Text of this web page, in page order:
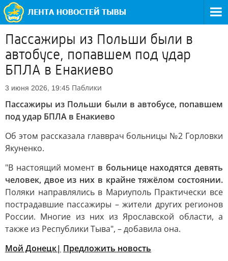
Пассажиры из Польши были в
автобусе, попавшем под удар
БПЛА в Енакиево
3 июня 2026, 19:45 Паблики
Пассажиры из Польши были в автобусе, попавшем
под удар БПЛА в Енакиево
Об этом рассказала главврач больницы №2 Горловки
Якуненко.
"В настоящий момент в больнице находятся девять
человек, двое из них в крайне тяжёлом состоянии.
Поляки направлялись в Мариуполь Практически все
пострадавшие пассажиры – жители других регионов
России. Многие из них из Ярославской области, а
также из Республики Тыва", – добавила она.
Мой Донецк| Предложить новость